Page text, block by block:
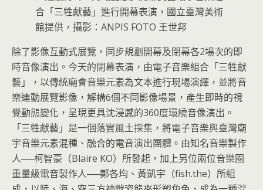
合「三牲獻藝」進行開幕表演，國立臺灣美術
館提供，攝影：ANPIS FOTO 王世邦
除了影像互動式展覽，同步規劃開幕及閉幕各2場次的即
時音像演出。今天的開幕表演，由電子音樂組合「三牲獻
藝」，以傳統廟會音樂元素為文本進行現場演繹，並將音
樂連動展覽影像，解構6個不同影像場景，產生即時的視
覺動態變化，呈現更具沈浸感的360度環繞音像演出。
「三牲獻藝」是一個落實風土採集，將電子音樂與臺灣廟
宇音樂元素混種、融合的電音演出團體。由知名音樂製作
人──柯智豪（Blaire KO）所發起，加上另位兩位音樂圈
重量級電音製作人──鄭各均、黃凱宇（fish.the）所組